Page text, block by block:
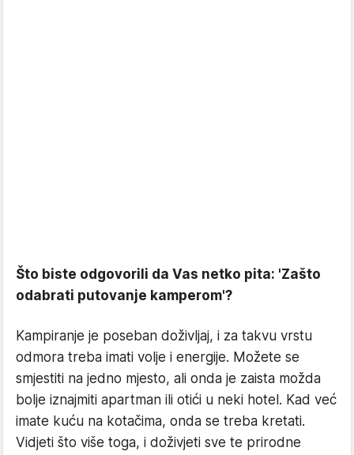
Što biste odgovorili da Vas netko pita: 'Zašto
odabrati putovanje kamperom'?
Kampiranje je poseban doživljaj, i za takvu vrstu
odmora treba imati volje i energije. Možete se
smjestiti na jedno mjesto, ali onda je zaista možda
bolje iznajmiti apartman ili otići u neki hotel. Kad već
imate kuću na kotačima, onda se treba kretati.
Vidjeti što više toga, i doživjeti sve te prirodne